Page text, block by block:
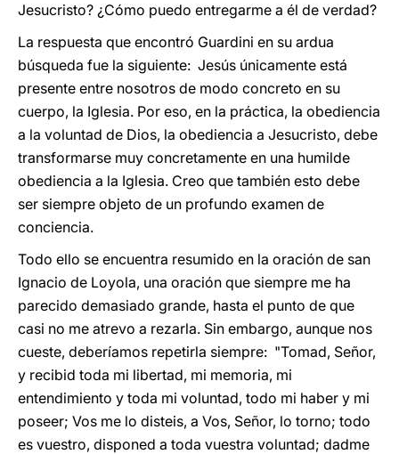
Jesucristo? ¿Cómo puedo entregarme a él de verdad?
La respuesta que encontró Guardini en su ardua
búsqueda fue la siguiente: Jesús únicamente está
presente entre nosotros de modo concreto en su
cuerpo, la Iglesia. Por eso, en la práctica, la obediencia
a la voluntad de Dios, la obediencia a Jesucristo, debe
transformarse muy concretamente en una humilde
obediencia a la Iglesia. Creo que también esto debe
ser siempre objeto de un profundo examen de
conciencia.
Todo ello se encuentra resumido en la oración de san
Ignacio de Loyola, una oración que siempre me ha
parecido demasiado grande, hasta el punto de que
casi no me atrevo a rezarla. Sin embargo, aunque nos
cueste, deberíamos repetirla siempre: "Tomad, Señor,
y recibid toda mi libertad, mi memoria, mi
entendimiento y toda mi voluntad, todo mi haber y mi
poseer; Vos me lo disteis, a Vos, Señor, lo torno; todo
es vuestro, disponed a toda vuestra voluntad; dadme